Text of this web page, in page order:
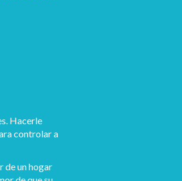
Hacerle
controlar a
de un hogar